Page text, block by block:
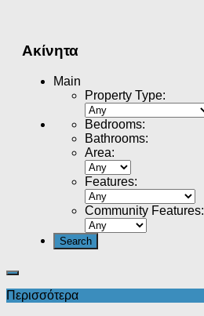
Ακίνητα
Main
Property Type:
Bedrooms:
Bathrooms:
Area:
Features:
Community Features:
Περισσότερα